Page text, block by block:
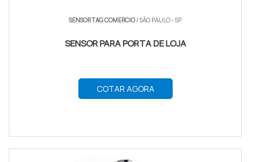
SENSOR TAG COMERCIO/ SÃO PAULO - SP
SENSOR PARA PORTA DE LOJA
COTAR AGORA